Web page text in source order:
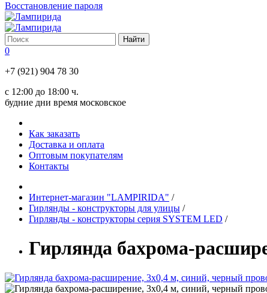
Восстановление пароля
0
+7 (921) 904 78 30
с 12:00 до 18:00 ч.
будние дни время московское
Как заказать
Доставка и оплата
Оптовым покупателям
Контакты
Интернет-магазин "LAMPIRIDA" /
Гирлянды - конструкторы для улицы /
Гирлянды - конструкторы серия SYSTEM LED /
Гирлянда бахрома-